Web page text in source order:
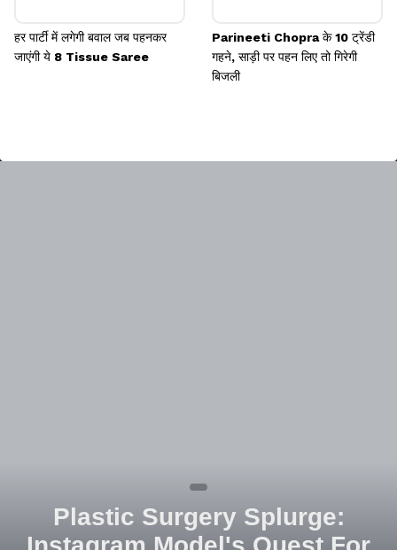
हर पार्टी में लगेगी बवाल जब पहनकर
जाएंगी ये 8 Tissue Saree
Parineeti Chopra के 10 ट्रेंडी
गहने, साड़ी पर पहन लिए तो गिरेगी
बिजली